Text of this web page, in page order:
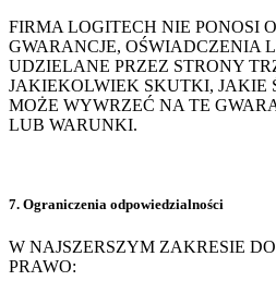
FIRMA LOGITECH NIE PONOSI
GWARANCJE, OŚWIADCZENIA
UDZIELANE PRZEZ STRONY
JAKIEKOLWIEK SKUTKI, JAKIE
MOŻE WYWRZEĆ NA TE
LUB WARUNKI.
7. Ograniczenia odpowiedzialności
W NAJSZERSZYM ZAKRESIE
PRAWO: